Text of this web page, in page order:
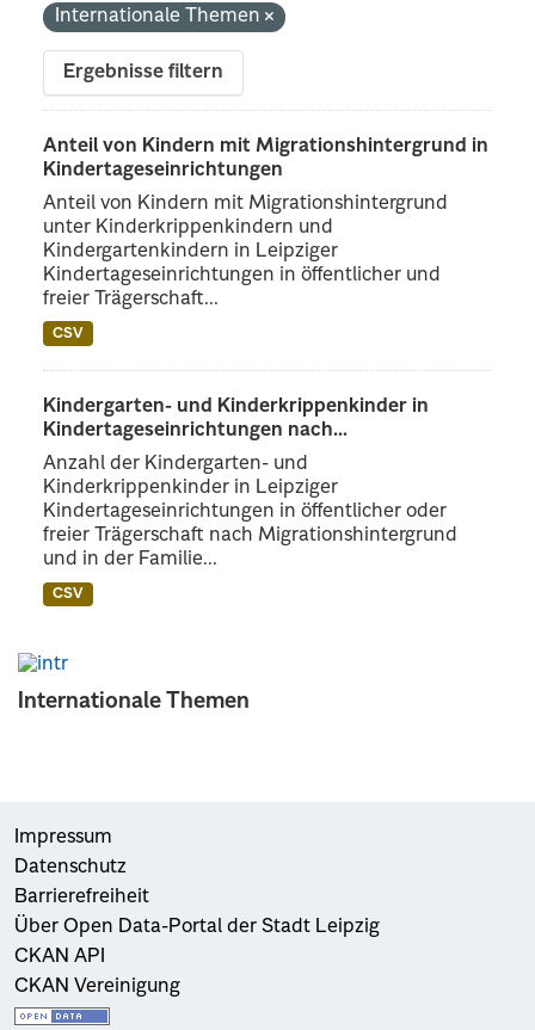
Internationale Themen
Internationale Themen
Ergebnisse filtern
Anteil von Kindern mit Migrationshintergrund in
Kindertageseinrichtungen
Anteil von Kindern mit Migrationshintergrund
unter Kinderkrippenkindern und
Kindergartenkindern in Leipziger
Kindertageseinrichtungen in öffentlicher und
freier Trägerschaft...
CSV
Kindergarten- und Kinderkrippenkinder in
Kindertageseinrichtungen nach...
Anzahl der Kindergarten- und
Kinderkrippenkinder in Leipziger
Kindertageseinrichtungen in öffentlicher oder
freier Trägerschaft nach Migrationshintergrund
und in der Familie...
CSV
Impressum
Datenschutz
Barrierefreiheit
Über Open Data-Portal der Stadt Leipzig
CKAN API
CKAN Vereinigung